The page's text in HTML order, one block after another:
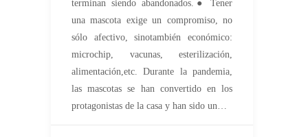
terminan siendo abandonados.● Tener
una mascota exige un compromiso, no
sólo afectivo, sinotambién económico:
microchip, vacunas, esterilización,
alimentación,etc. Durante la pandemia,
las mascotas se han convertido en los
protagonistas de la casa y han sido un…